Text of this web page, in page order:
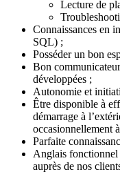
Lecture de
Connaissances en
SQL) ;
Posséder un bon
Bon
développées ;
Autonomie et
Être disponible à
démarrage à
occasionnellement
Parfaite
Anglais fonctionnel
auprès de nos